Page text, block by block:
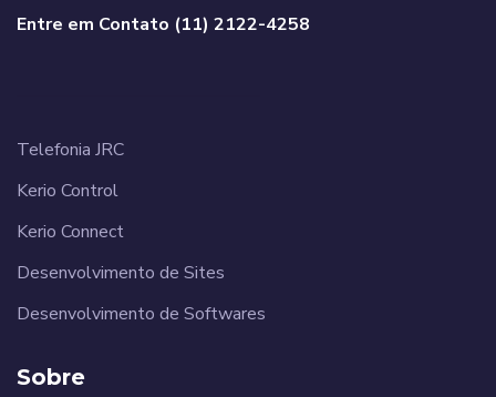
Entre em Contato (11) 2122-4258
Telefonia JRC
Kerio Control
Kerio Connect
Desenvolvimento de Sites
Desenvolvimento de Softwares
Sobre